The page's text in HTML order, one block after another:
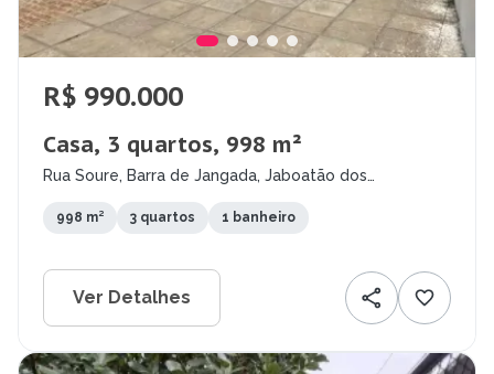
R$ 990.000
Casa, 3 quartos, 998 m²
Rua Soure, Barra de Jangada, Jaboatão dos
998 m² 3 quartos 1 banheiro
Ver Detalhes